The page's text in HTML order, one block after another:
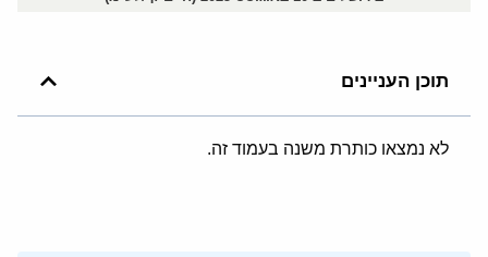
תוכן העניינים
לא נמצאו כותרת משנה בעמוד זה.